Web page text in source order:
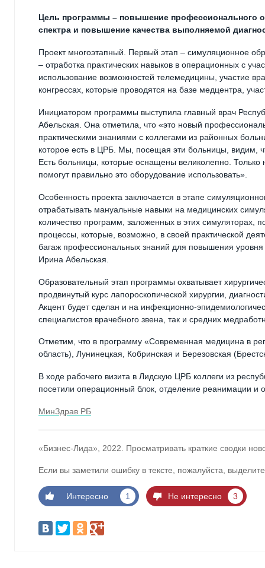
Цель программы – повышение профессионального
спектра и повышение качества выполняемой
Проект многоэтапный. Первый этап – симуляционное
– отработка практических навыков в операционных с
использование возможностей телемедицины, участие
конгрессах, которые проводятся на базе медцентра,
Инициатором программы выступила главный врач
Абельская. Она отметила, что «это новый
практическими знаниями с коллегами из районных
которое есть в ЦРБ. Мы, посещая эти больницы, видим,
Есть больницы, которые оснащены великолепно.
помогут правильно это оборудование использовать».
Особенность проекта заключается в этапе
отрабатывать мануальные навыки на медицинских
количество программ, заложенных в этих симуляторах,
процессы, которые, возможно, в своей практической
багаж профессиональных знаний для повышения уровня
Ирина Абельская.
Образовательный этап программы охватывает
продвинутый курс лапороскопической хирургии,
Акцент будет сделан и на инфекционно-
специалистов врачебного звена, так и средних
Отметим, что в программу «Современная медицина в
область), Лунинецкая, Кобринская и Березовская
В ходе рабочего визита в Лидскую ЦРБ коллеги из
посетили операционный блок, отделение реанимации и
МинЗдрав РБ
«Бизнес-Лида», 2022. Просматривать краткие сводки
Если вы заметили ошибку в тексте, пожалуйста,
Интересно 1 Не интересно 3